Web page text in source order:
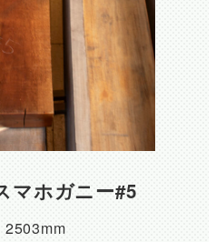
マホガニー#5
2503mm